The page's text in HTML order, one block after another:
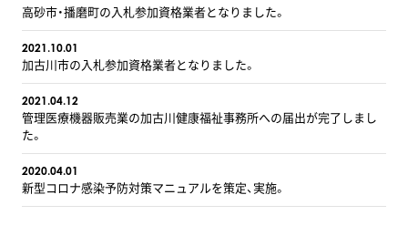
高砂市・播磨町の入札参加資格業者となりました。
2021.10.01
加古川市の入札参加資格業者となりました。
2021.04.12
管理医療機器販売業の加古川健康福祉事務所への届出が完了しまし
た。
2020.04.01
新型コロナ感染予防対策マニュアルを策定、実施。